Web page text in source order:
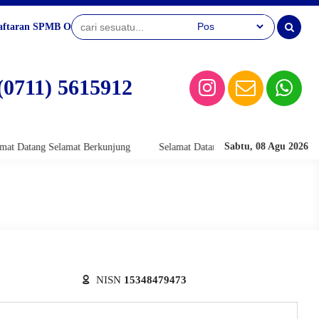
SPMB Online
5615912
Sabtu, 08 Agu 2026
Datang Selamat Berkunjung Selamat Datang Selamat Berkunjung
NISN 15348479473